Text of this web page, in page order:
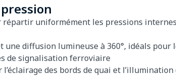
uniformément les pressions
diffusion lumineuse à 360°, idéals pour
de signalisation ferroviaire
des bords de quai et l’illumination